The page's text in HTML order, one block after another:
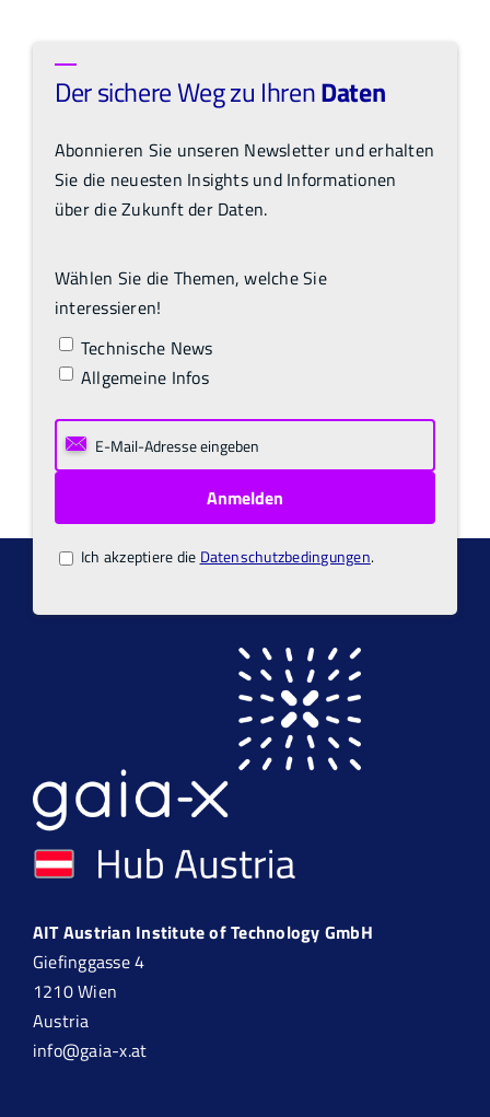
Der sichere Weg zu IhrenDaten
Abonnieren Sie unseren Newsletter und erhalten
Sie die neuesten Insights und Informationen
über die Zukunft der Daten.
Wählen Sie die Themen, welche Sie
interessieren!
Technische News
Allgemeine Infos
Ich akzeptiere die Datenschutzbedingungen.
AIT Austrian Institute of Technology GmbH
Giefinggasse 4
1210 Wien
Austria
info@gaia-x.at